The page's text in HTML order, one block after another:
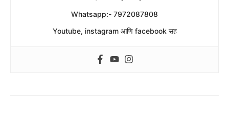
Whatsapp:- 7972087808
Youtube, instagram आणि facebook सह